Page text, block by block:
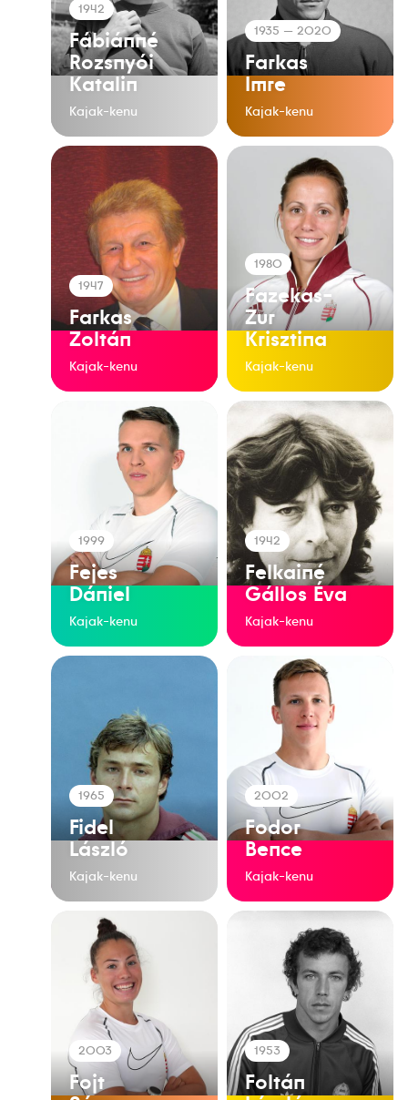
1942
Fábiánné
Rozsnyói
Katalin
Kajak-kenu
1935 — 2020
Farkas
Imre
Kajak-kenu
1947
Farkas
Zoltán
Kajak-kenu
1980
Fazekas-
Zur
Krisztina
Kajak-kenu
1999
Fejes
Dániel
Kajak-kenu
1942
Felkainé
Gállos Éva
Kajak-kenu
1965
Fidel
László
Kajak-kenu
2002
Fodor
Bence
Kajak-kenu
2003
Fojt
1953
Foltán